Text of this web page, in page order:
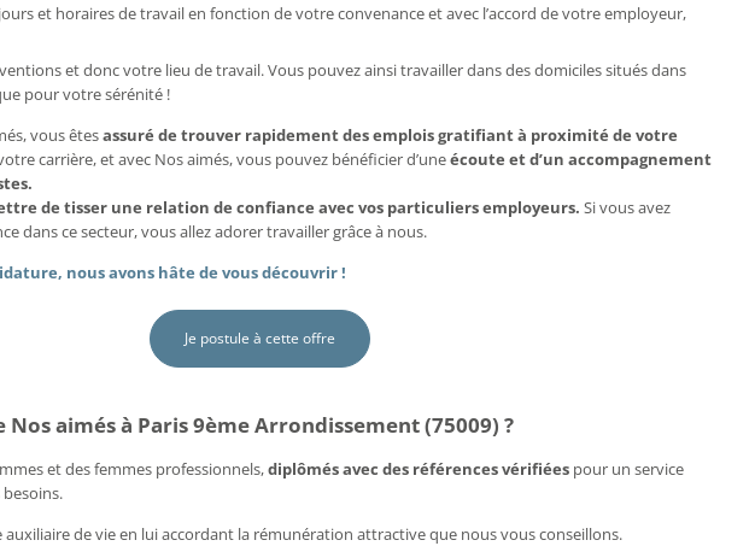
et horaires de travail en fonction de votre convenance et avec l’accord de votre employeur,
et donc votre lieu de travail. Vous pouvez ainsi travailler dans des domiciles situés dans
pour votre sérénité !
vous êtesassuré de trouver rapidement des emplois gratifiant à proximité de votre
carrière, et avec Nos aimés, vous pouvez bénéficier d’uneécoute et d’un accompagnement
de tisser une relation de confiance avec vos particuliers employeurs. Si vous avez
dans ce secteur, vous allez adorer travailler grâce à nous.
nous avons hâte de vous découvrir !
Je postule à cette offre
aimés à Paris 9ème Arrondissement (75009) ?
et des femmes professionnels,diplômés avec des références vérifiées pour un service
de vie en lui accordant la rémunération attractive que nous vous conseillons.